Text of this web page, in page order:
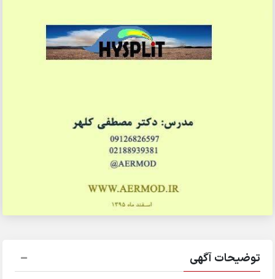
توضیحات آگهی